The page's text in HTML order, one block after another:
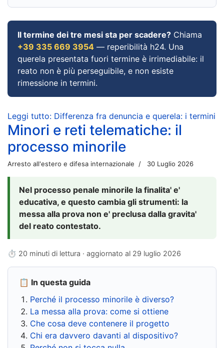
Il termine dei tre mesi sta per scadere? Chiama
+39 335 669 3954 — reperibilità h24. Una
querela presentata fuori termine è irrimediabile: il
reato non è più perseguibile, e non esiste
rimessione in termini.
Leggi tutto: Differenza fra denuncia e querela: i termini
Minori e reti telematiche: il
processo minorile
Arresto all'estero e difesa internazionale 30 Luglio 2026
Nel processo penale minorile la finalita' e'
educativa, e questo cambia gli strumenti: la
messa alla prova non e' preclusa dalla gravita'
del reato contestato.
⏱ 20 minuti di lettura · aggiornato al 29 luglio 2026
📋 In questa guida
Perché il processo minorile è diverso?
La messa alla prova: come si ottiene
Che cosa deve contenere il progetto
Chi era davvero davanti al dispositivo?